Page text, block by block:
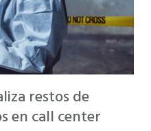
restos de
en call center